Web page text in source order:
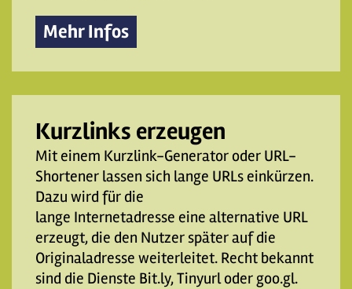
Mehr Infos
Kurzlinks erzeugen
Mit einem Kurzlink-Generator oder URL-
Shortener lassen sich lange URLs einkürzen.
Dazu wird für die
lange Internetadresse eine alternative URL
erzeugt, die den Nutzer später auf die
Originaladresse weiterleitet. Recht bekannt
sind die Dienste Bit.ly, Tinyurl oder goo.gl.